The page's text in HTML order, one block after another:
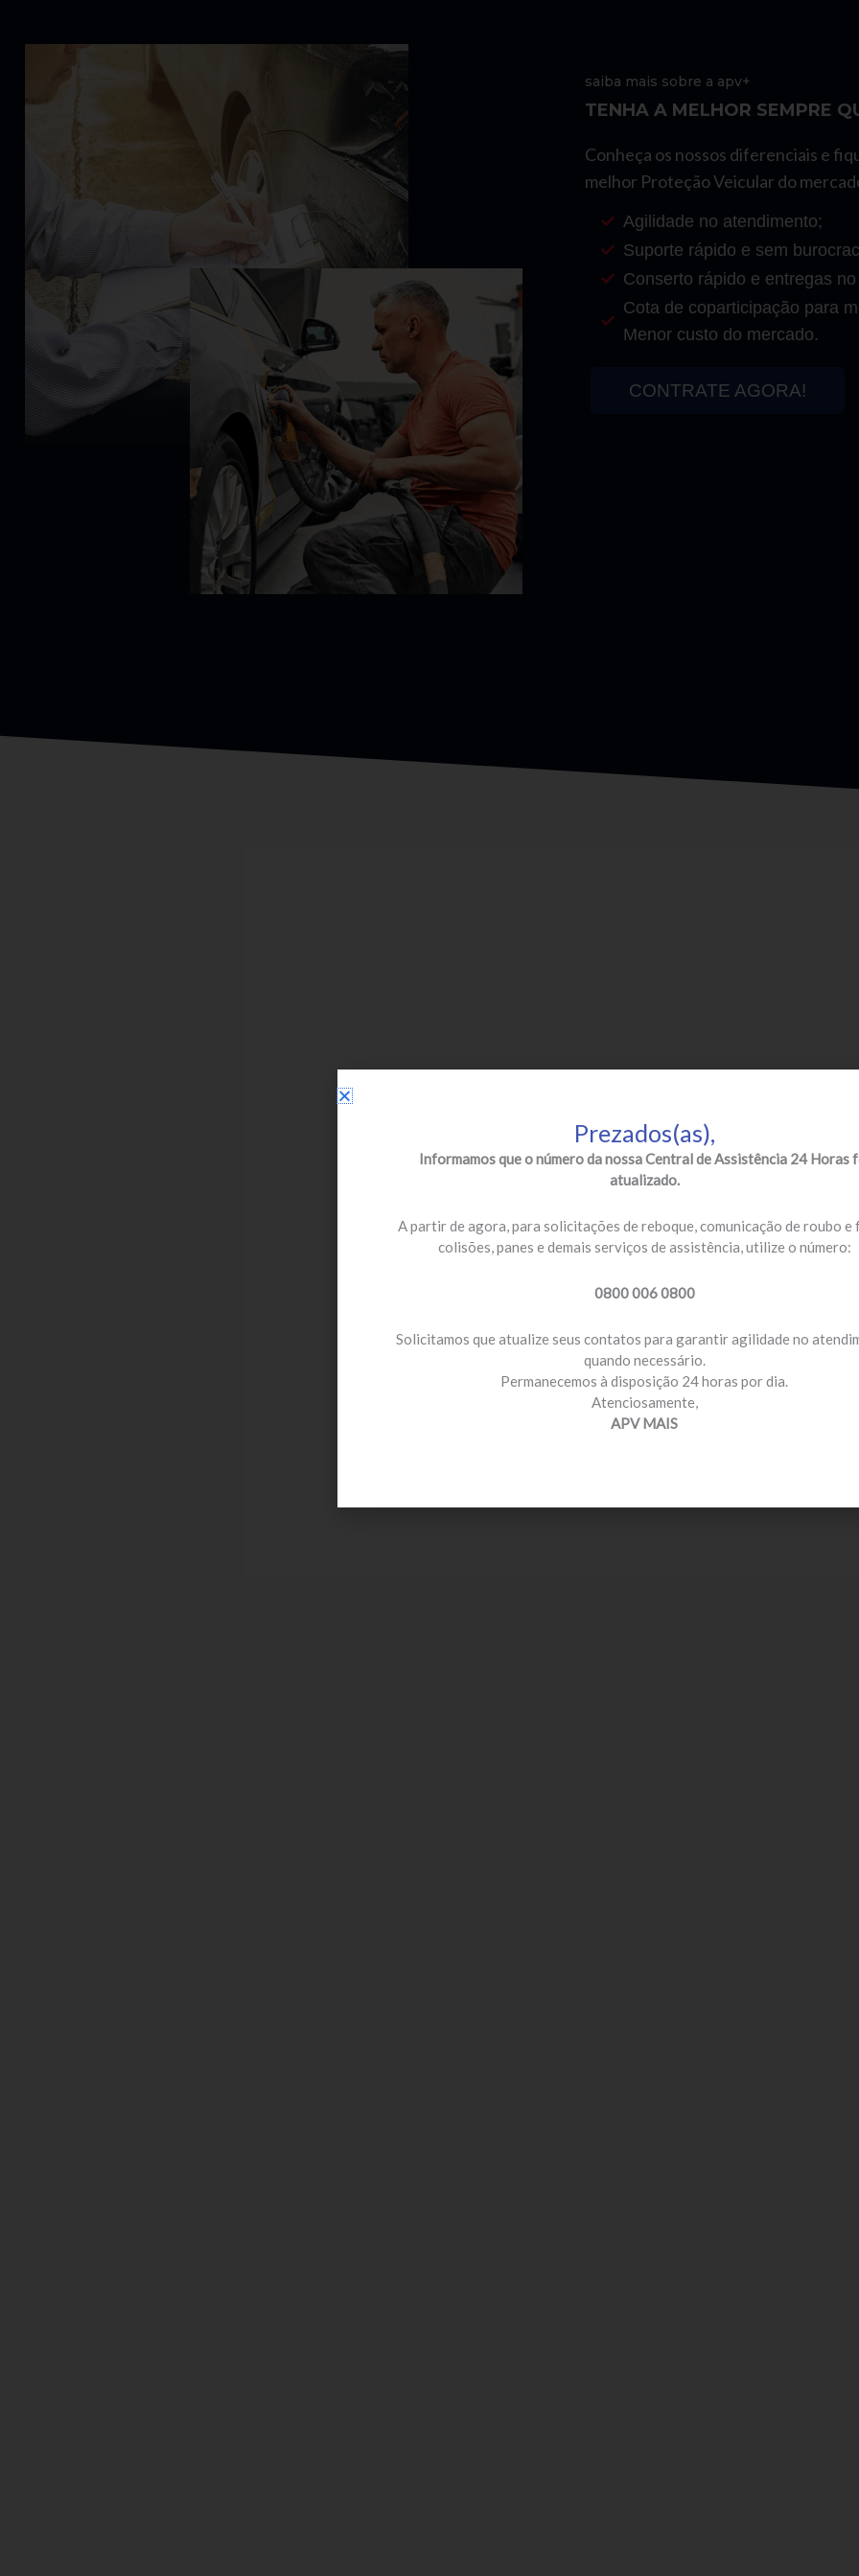
saiba mais sobre a apv+
TENHA A MELHOR SEMPRE
Conheça os nossos diferenciais e
melhor Proteção Veicular do
Agilidade no atendimento;
Suporte rápido e sem
Conserto rápido e entregas no
Cota de coparticipação para
Menor custo do mercado.
CONTRATE AGORA!
Prezados(as),
Informamos que o número da nossa Central de Assistência 24 Horas
atualizado.
A partir de agora, para solicitações de reboque, comunicação de roubo e
colisões, panes e demais serviços de assistência, utilize o número:
0800 006 0800
Solicitamos que atualize seus contatos para garantir agilidade no
quando necessário.
Permanecemos à disposição 24 horas por dia.
Atenciosamente,
APV MAIS